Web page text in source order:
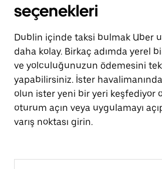
seçenekleri
Dublin içinde taksi bulmak Uber
daha kolay. Birkaç adımda yerel
ve yolculuğunuzun ödemesini
yapabilirsiniz. İster
olun ister yeni bir yeri keşfediyor
oturum açın veya uygulamayı
varış noktası girin.